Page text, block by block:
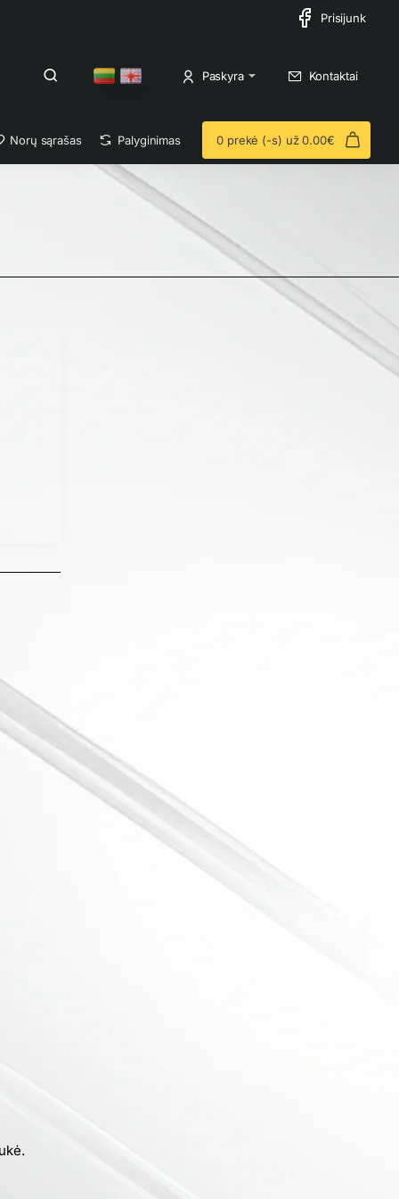
Prisijunk
Paskyra Kontaktai
Norų sąrašas Palyginimas 0 prekė (-s) už 0.00€